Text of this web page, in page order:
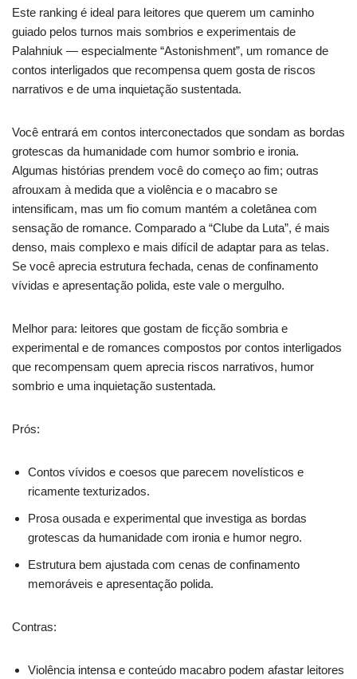
Este ranking é ideal para leitores que querem um caminho
guiado pelos turnos mais sombrios e experimentais de
Palahniuk — especialmente “Astonishment”, um romance de
contos interligados que recompensa quem gosta de riscos
narrativos e de uma inquietação sustentada.
Você entrará em contos interconectados que sondam as bordas
grotescas da humanidade com humor sombrio e ironia.
Algumas histórias prendem você do começo ao fim; outras
afrouxam à medida que a violência e o macabro se
intensificam, mas um fio comum mantém a coletânea com
sensação de romance. Comparado a “Clube da Luta”, é mais
denso, mais complexo e mais difícil de adaptar para as telas.
Se você aprecia estrutura fechada, cenas de confinamento
vívidas e apresentação polida, este vale o mergulho.
Melhor para: leitores que gostam de ficção sombria e
experimental e de romances compostos por contos interligados
que recompensam quem aprecia riscos narrativos, humor
sombrio e uma inquietação sustentada.
Prós:
Contos vívidos e coesos que parecem novelísticos e
ricamente texturizados.
Prosa ousada e experimental que investiga as bordas
grotescas da humanidade com ironia e humor negro.
Estrutura bem ajustada com cenas de confinamento
memoráveis e apresentação polida.
Contras:
Violência intensa e conteúdo macabro podem afastar leitores